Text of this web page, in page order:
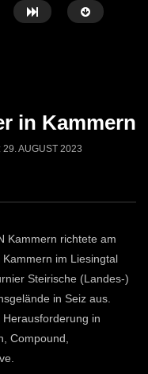
ECHTZEIT-TV
1.
in Kammern
29. AUGUST 2023
Kammern richtete am
im Liesingtal
Steirische (Landes-)
in Seiz aus.
in
Compound,